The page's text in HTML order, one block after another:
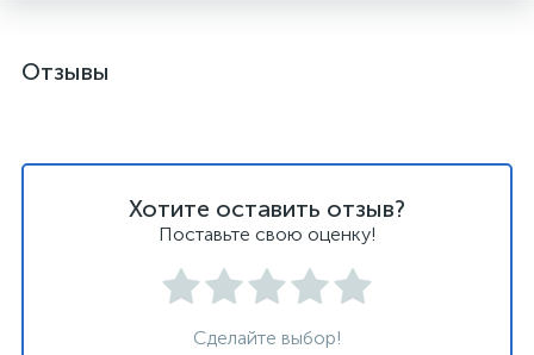
Отзывы
Хотите оставить отзыв?
Поставьте свою оценку!
Сделайте выбор!